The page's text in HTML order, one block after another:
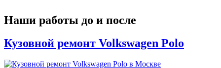
Наши работы до и после
Кузовной ремонт Volkswagen Polo